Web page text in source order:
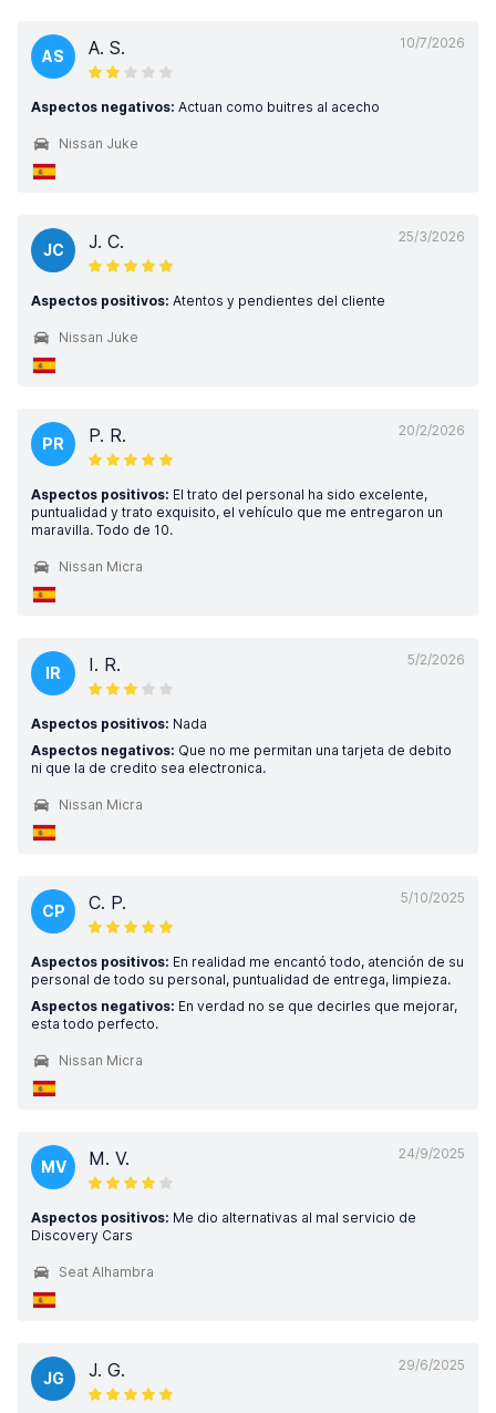
10/7/2026
AS A. S.
Aspectos negativos: Actuan como buitres al acecho
Nissan Juke
25/3/2026
JC J. C.
Aspectos positivos: Atentos y pendientes del cliente
Nissan Juke
20/2/2026
PR P. R.
Aspectos positivos: El trato del personal ha sido excelente,
puntualidad y trato exquisito, el vehículo que me entregaron un
maravilla. Todo de 10.
Nissan Micra
5/2/2026
IR I. R.
Aspectos positivos: Nada
Aspectos negativos: Que no me permitan una tarjeta de debito
ni que la de credito sea electronica.
Nissan Micra
5/10/2025
CP C. P.
Aspectos positivos: En realidad me encantó todo, atención de su
personal de todo su personal, puntualidad de entrega, limpieza.
Aspectos negativos: En verdad no se que decirles que mejorar,
esta todo perfecto.
Nissan Micra
24/9/2025
MV M. V.
Aspectos positivos: Me dio alternativas al mal servicio de
Discovery Cars
Seat Alhambra
29/6/2025
JG J. G.